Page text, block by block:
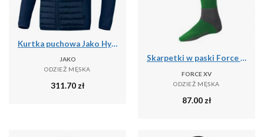
Kurtka puchowa Jako Hybride Corporate
JAKO
ODZIEŻ MĘSKA
311.70zł
Skarpetki w paski Force XV
FORCE XV
ODZIEŻ MĘSKA
87.00 zł